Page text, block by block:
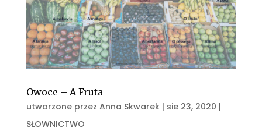
Owoce – A Fruta
utworzone przez Anna Skwarek| sie 23, 2020 |
SŁOWNICTWO